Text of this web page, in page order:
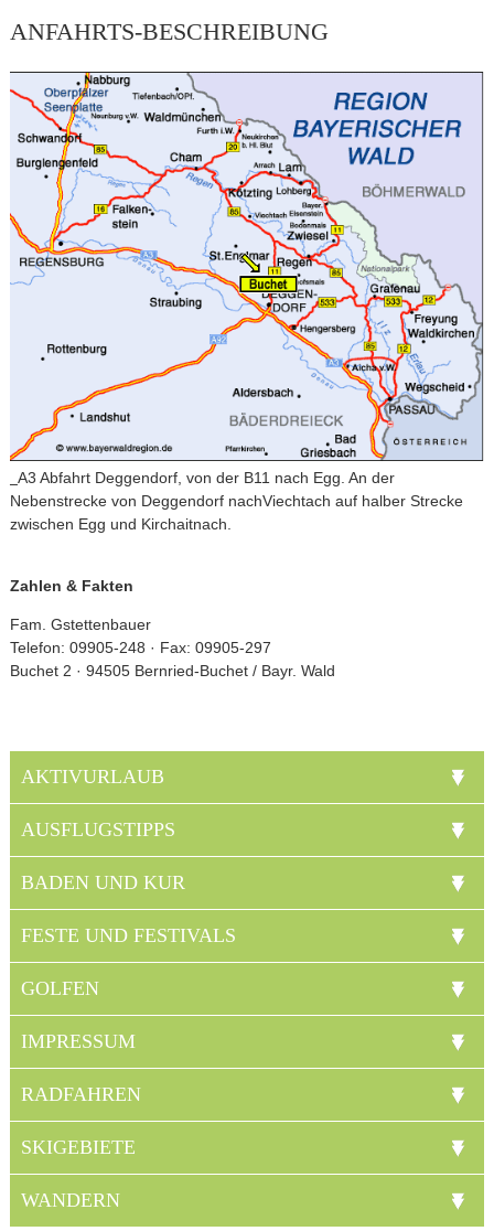
ANFAHRTS-BESCHREIBUNG
A3 Abfahrt Deggendorf, von der B11 nach Egg. An der
Nebenstrecke von Deggendorf nachViechtach auf halber Strecke
zwischen Egg und Kirchaitnach.
Zahlen & Fakten
Fam. Gstettenbauer
Telefon: 09905-248 · Fax: 09905-297
Buchet 2 · 94505 Bernried-Buchet / Bayr. Wald
AKTIVURLAUB
AUSFLUGSTIPPS
BADEN UND KUR
FESTE UND FESTIVALS
GOLFEN
IMPRESSUM
RADFAHREN
SKIGEBIETE
WANDERN